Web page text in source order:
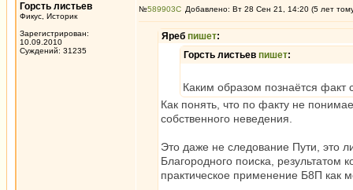
Горсть листьев
Фикус, Историк
Зарегистрирован:
10.09.2010
Суждений: 31235
№589903 Добавлено: Вт 28 Сен 21, 14:20 (5 лет
Яреб пишет:
Горсть листьев пишет:
Каким образом познаётся факт
Как понять, что по факту не
собственного неведения.
Это даже не следование Пути, это
Благородного поиска, результатом
практическое применение Б8П как